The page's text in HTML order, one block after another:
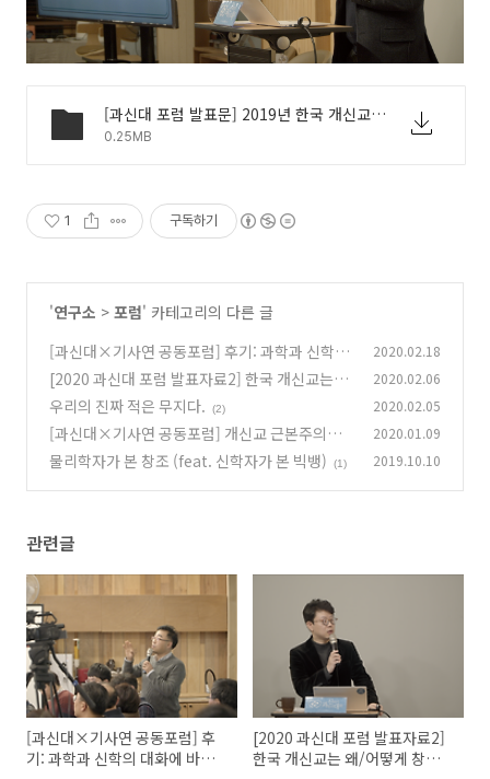
[과신대 포럼 발표문] 2019년 한국 개신교인의 근본주의 신앙관에 관한 인식 조사 (신익상).pdf
0.25MB
1 구독하기
'연구소 > 포럼' 카테고리의 다른 글
[과신대×기사연 공동포럼] 후기: 과학과 신학의
대화에 바란다
(0)
2020.02.18
[2020 과신대 포럼 발표자료2] 한국 개신교는
왜/어떻게 창조과학에 빠졌는가 (김현준 연구원)
(0)
2020.02.06
우리의 진짜 적은 무지다. (2) 2020.02.05
[과신대×기사연 공동포럼] 개신교 근본주의가
반진화론과 창조과학에 빠진 이유 (0)
2020.01.09
물리학자가 본 창조 (feat. 신학자가 본 빅뱅) (1) 2019.10.10
관련글
[과신대×기사연 공동포럼] 후
기: 과학과 신학의 대화에 바란
[2020 과신대 포럼 발표자료2]
한국 개신교는 왜/어떻게 창조